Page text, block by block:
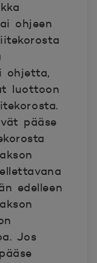
ohjeen
ohjetta,
luottoon
pääse
edelleen
Jos